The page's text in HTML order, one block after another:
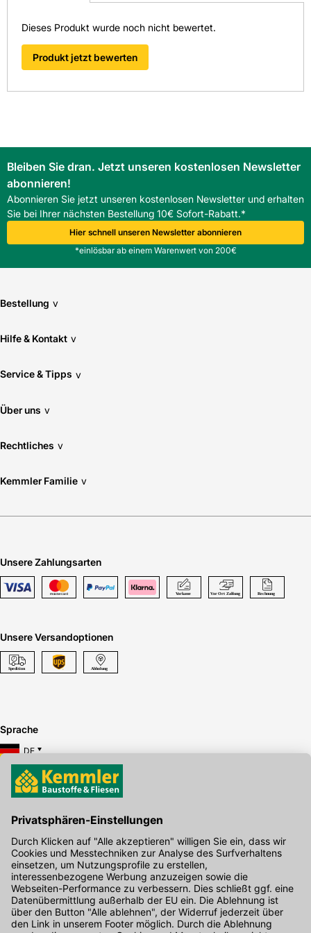
Artikelnummer: 4125010048
Digitale Schnittstellen wie OCI und IDS ermöglichen eine
unkomplizierte Abwicklung des Bestellvorgangs. Das spart
Zeit und sorgt für einen zukunftsgerichteten Einkauf beim
FAQ
erhältlich, was einfache Zuschnitte ermöglicht.
Für welche Dachaufbauten eignen sich die Bauder PIR M
Flachdach-Dämmplatten ohne Falz?
Die Platten eignen sich für Flachdachaufbauten unter
Abdichtungsbahnen im Neubau und bei Sanierungen.
Wie werden die Stöße bei den Bauder PIR M Flachdach-
Dämmplatten ohne Falz abgedichtet?
Die glatten Stöße werden bündig verlegt und mit
Klebesystemen verbunden oder mechanisch gesichert.
Dieses Produkt wurde noch nicht bewertet.
Produkt jetzt bewerten
Bleiben Sie dran. Jetzt unseren kostenlosen Newsletter
abonnieren!
Abonnieren Sie jetzt unseren kostenlosen Newsletter und erhalten
Sie bei Ihrer nächsten Bestellung 10€ Sofort-Rabatt.*
Hier schnell unseren Newsletter abonnieren
*einlösbar ab einem Warenwert von 200€
Bestellung v
Hilfe & Kontakt v
Service & Tipps v
Über uns v
Rechtliches v
Kemmler Familie v
Unsere Zahlungsarten
Unsere Versandoptionen
Sprache
DE
Hier gibt's die kostenlose App
Kontakt